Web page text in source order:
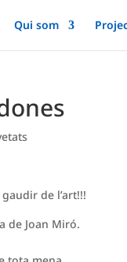
Qui som
de l’art!!!
de Joan Miró.